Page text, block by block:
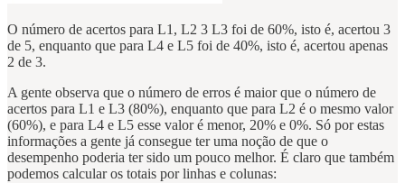
O número de acertos para L1, L2 3 L3 foi de 60%, isto é, acertou 3
de 5, enquanto que para L4 e L5 foi de 40%, isto é, acertou apenas
2 de 3.
A gente observa que o número de erros é maior que o número de
acertos para L1 e L3 (80%), enquanto que para L2 é o mesmo valor
(60%), e para L4 e L5 esse valor é menor, 20% e 0%. Só por estas
informações a gente já consegue ter uma noção de que o
desempenho poderia ter sido um pouco melhor. É claro que também
podemos calcular os totais por linhas e colunas: